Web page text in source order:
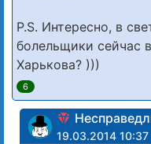
P.S. Интересно, в
болельщики сейчас
Харькова? )))
6
19.03.2014 10:37